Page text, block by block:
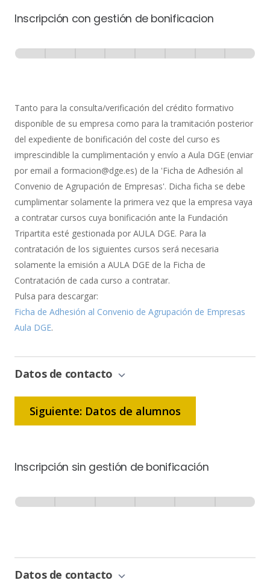
Inscripción con gestión de bonificacion
-
de
Bonificación
Tanto para la consulta/verificación del crédito formativo
disponible de su empresa como para la tramitación posterior
del expediente de bonificación del coste del curso es
imprescindible la cumplimentación y envío a Aula DGE (enviar
por email a formacion@dge.es) de la 'Ficha de Adhesión al
Convenio de Agrupación de Empresas'. Dicha ficha se debe
cumplimentar solamente la primera vez que la empresa vaya
a contratar cursos cuya bonificación ante la Fundación
Tripartita esté gestionada por AULA DGE. Para la
contratación de los siguientes cursos será necesaria
solamente la emisión a AULA DGE de la Ficha de
Contratación de cada curso a contratar.
Pulsa para descargar:
Ficha de Adhesión al Convenio de Agrupación de Empresas
Aula DGE.
Datos de contacto
Siguiente: Datos de alumnos
Inscripción sin gestión de bonificación
-
Bonificación
Datos de contacto